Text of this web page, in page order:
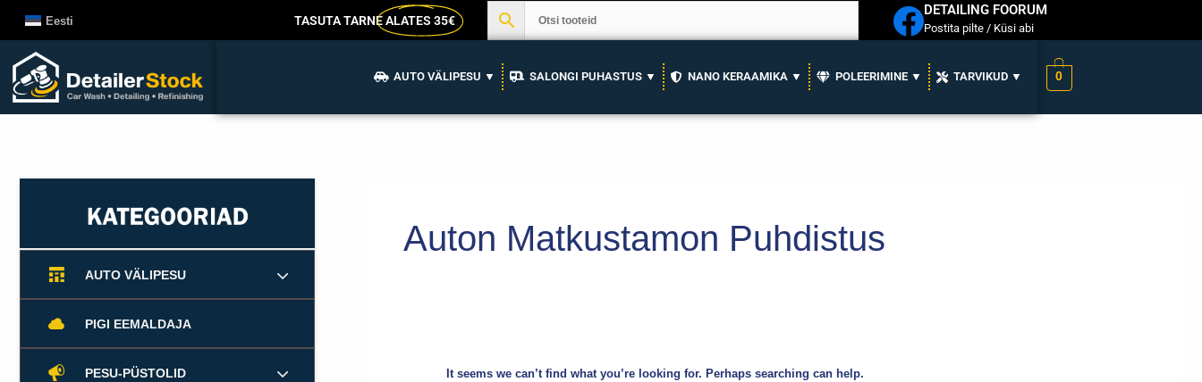
juurde
Eesti TASUTA TARNEALATES 35€
DETAILING FOORUM
Postita pilte / Küsi abi
AUTO VÄLIPESU ▼ SALONGI PUHASTUS ▼ NANO KERAAMIKA ▼ POLEERIMINE ▼ TARVIKUD ▼ 0
AUTO VÄLIPESU
PIGI EEMALDAJA
PESU-PÜSTOLID
Auton Matkustamon Puhdistus
It seems we can’t find what you’re looking for. Perhaps searching can help.